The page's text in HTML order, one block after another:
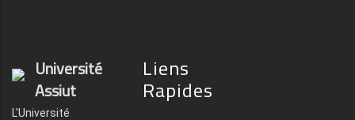
Université
Assiut
L'Université
Liens
Rapides